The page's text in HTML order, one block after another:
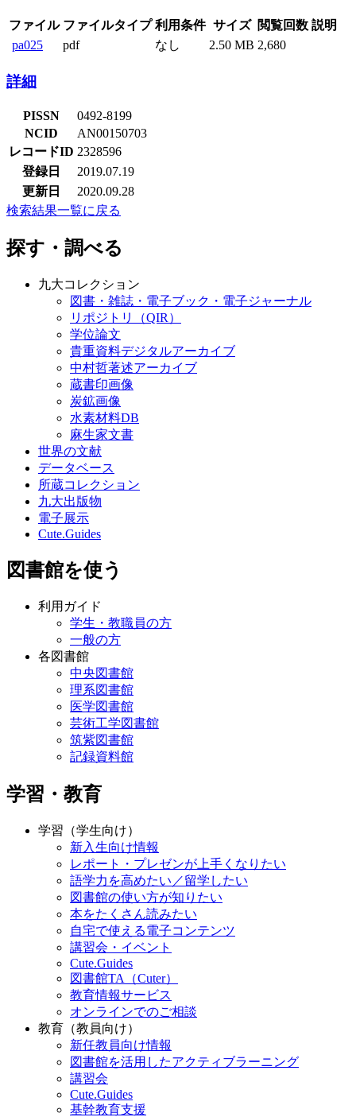
ファイル ファイルタイプ 利用条件 サイズ 閲覧回数 説明
pa025
pdf なし 2.50 MB 2,680
詳細
PISSN
0492-8199
NCID
AN00150703
レコードID 2328596
登録日
2019.07.19
更新日
2020.09.28
検索結果一覧に戻る
探す・調べる
九大コレクション
図書・雑誌・電子ブック・電子ジャーナル
リポジトリ（QIR）
学位論文
貴重資料デジタルアーカイブ
中村哲著述アーカイブ
蔵書印画像
炭鉱画像
水素材料DB
麻生家文書
世界の文献
データベース
所蔵コレクション
九大出版物
電子展示
Cute.Guides
図書館を使う
利用ガイド
学生・教職員の方
一般の方
各図書館
中央図書館
理系図書館
医学図書館
芸術工学図書館
筑紫図書館
記録資料館
学習・教育
学習（学生向け）
新入生向け情報
レポート・プレゼンが上手くなりたい
語学力を高めたい／留学したい
図書館の使い方が知りたい
本をたくさん読みたい
自宅で使える電子コンテンツ
講習会・イベント
Cute.Guides
図書館TA（Cuter）
教育情報サービス
オンラインでのご相談
教育（教員向け）
新任教員向け情報
図書館を活用したアクティブラーニング
講習会
Cute.Guides
基幹教育支援